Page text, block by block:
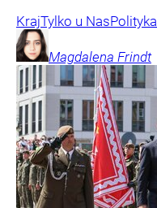
KrajTylko u NasPolityka
Magdalena Frindt